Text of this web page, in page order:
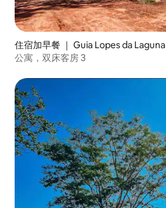
住宿加早餐 ｜ Guia Lopes da Laguna
公寓，双床客房 3